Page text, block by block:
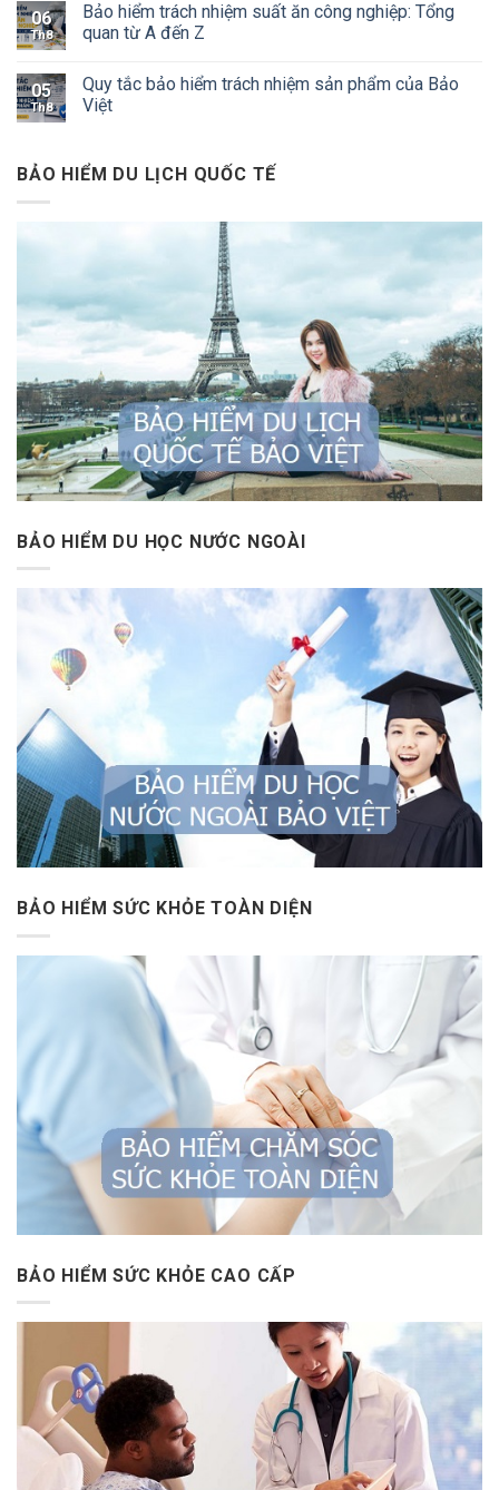
06
Th8
Bảo hiểm trách nhiệm suất ăn công nghiệp: Tổng
quan từ A đến Z
05
Th8
Quy tắc bảo hiểm trách nhiệm sản phẩm của Bảo
Việt
BẢO HIỂM DU LỊCH QUỐC TẾ
BẢO HIỂM DU HỌC NƯỚC NGOÀI
BẢO HIỂM SỨC KHỎE TOÀN DIỆN
BẢO HIỂM SỨC KHỎE CAO CẤP